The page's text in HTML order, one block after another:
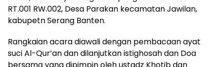
RT.001 RW.002, Desa Parakan kecamatan Jawilan,
kabupetn Serang Banten.
Rangkaian acara diawali dengan pembacaan ayat
suci Al-Qur’an dan dilanjutkan istighosah dan Doa